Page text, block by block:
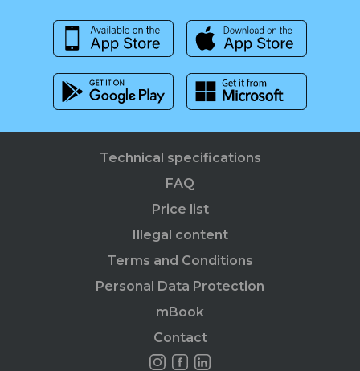
Technical specifications
FAQ
Price list
Illegal content
Terms and Conditions
Personal Data Protection
mBook
Contact